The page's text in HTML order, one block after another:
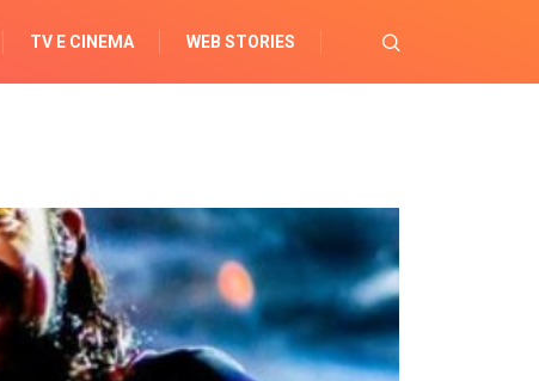
TV E CINEMA WEB STORIES